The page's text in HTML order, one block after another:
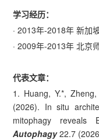
学习经历：
· 2013年-2018年 新加
· 2009年-2013年 北京
代表文章：
1. Huang, Y.*,
(2026). In situ
mitophagy reveals
Autophagy22.7